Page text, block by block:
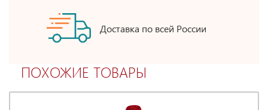
Доставка по всей России
ПОХОЖИЕ ТОВАРЫ